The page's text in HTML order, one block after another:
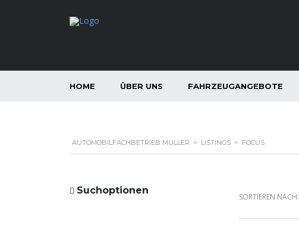
HOME ÜBER UNS FAHRZEUGANGEBOTE
AUTOMOBILFACHBETRIEB MÜLLER > LISTINGS > FOCUS
Suchoptionen
SORTIEREN NACH: